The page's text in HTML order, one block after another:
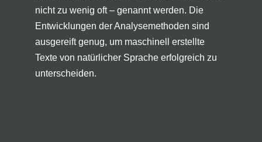
nicht zu wenig oft – genannt werden. Die
Entwicklungen der Analysemethoden sind
ausgereift genug, um maschinell erstellte
Texte von natürlicher Sprache erfolgreich zu
unterscheiden.